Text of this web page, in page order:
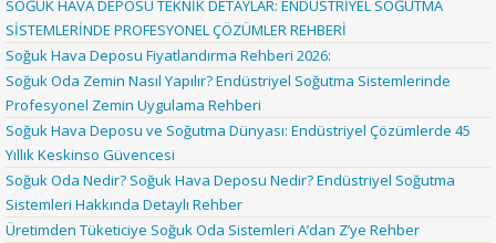
SOĞUK HAVA DEPOSU TEKNİK DETAYLAR: ENDÜSTRİYEL SOĞUTMA
SİSTEMLERİNDE PROFESYONEL ÇÖZÜMLER REHBERİ
Soğuk Hava Deposu Fiyatlandırma Rehberi 2026:
Soğuk Oda Zemin Nasıl Yapılır? Endüstriyel Soğutma Sistemlerinde
Profesyonel Zemin Uygulama Rehberi
Soğuk Hava Deposu ve Soğutma Dünyası: Endüstriyel Çözümlerde 45
Yıllık Keskinso Güvencesi
Soğuk Oda Nedir? Soğuk Hava Deposu Nedir? Endüstriyel Soğutma
Sistemleri Hakkında Detaylı Rehber
Üretimden Tüketiciye Soğuk Oda Sistemleri A’dan Z’ye Rehber